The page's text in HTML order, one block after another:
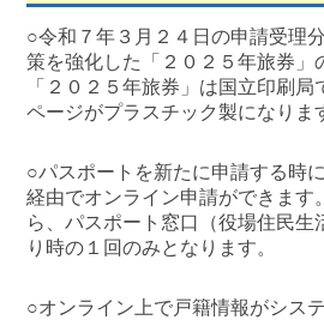
○令和７年３月２４日の申請受理
策を強化した「２０２５年旅券」
「２０２５年旅券」は国立印刷
ページがプラスチック製になりま
○パスポートを新たに申請する時
経由でオンライン申請ができます
ら、パスポート窓口（役場住民生
り時の１回のみとなります。
○オンライン上で戸籍情報がシス